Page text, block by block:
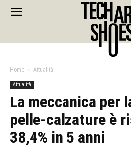
Home Attualità
Attualità
La meccanica per
pelle-calzature è
38,4% in 5 anni